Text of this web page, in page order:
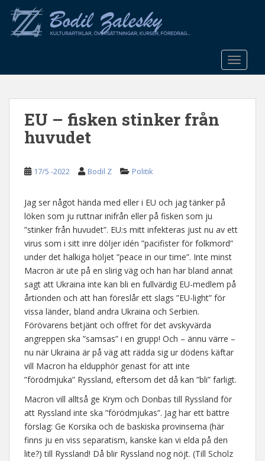
o
EU – fisken stinker från
huvudet
17/5 -2022 Bodil Z Politik
Jag ser något hända med eller i EU och jag tänker på
löken som ju ruttnar inifrån eller på fisken som ju
”stinker från huvudet”. EU:s mitt infekteras just nu av ett
virus som i sitt inre döljer idén ”pacifister för folkmord”
under det halkiga höljet ”peace in our time”. Inte minst
Macron är ute på en slirig väg och han har bland annat
sagt att Ukraina inte kan bli en fullvärdig EU-medlem på
årtionden och att han föreslår ett slags ”EU-light” för
vissa länder, bland andra Ukraina och Serbien.
Förövarens betjänt och offret för det avskyvärda
angreppen ska ”samsas” i en grupp! Och – ännu värre –
nu när Ukraina är på väg att rädda sig ur dödens käftar
vill Macron ha eldupphör genast för att inte
”förödmjuka” Ryssland, eftersom det då kan ”bli” farligt.
Macron vill alltså ge Krym och Donbas till Ryssland för
att Ryssland inte ska ”förödmjukas”. Jag har ett bättre
förslag: Ge Korsika och de baskiska provinserna (här
finns ju en viss separatism, kanske kan vi elda på den
lite?) till Ryssland! Då blir Ryssland nog nöjt. (Till Scholz